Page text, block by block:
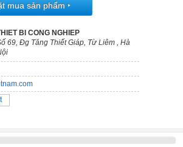
mua sản phẩm ‣
BI CONG NGHIEP
69, Đg Tăng Thiết Giáp, Từ Liêm , Hà